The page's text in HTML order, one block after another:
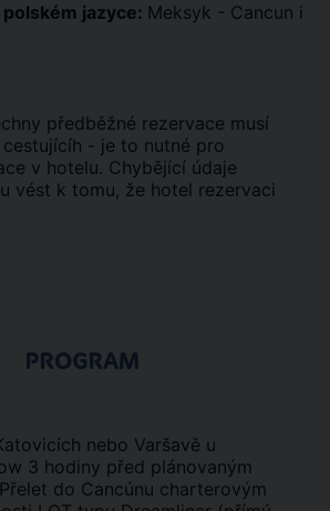
jazyce: Meksyk - Cancun i
předběžné rezervace musí
- je to nutné pro
v hotelu. Chybějící údaje
vést k tomu, že hotel rezervaci
PROGRAM
nebo Varšavě u
3 hodiny před plánovaným
do Cancúnu charterovým